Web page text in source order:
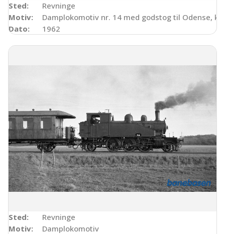
Sted:
Revninge
Motiv:
Damplokomotiv nr. 14 med godstog til Odense,
Dato:
1962
Sted:
Revninge
Motiv:
Damplokomotiv